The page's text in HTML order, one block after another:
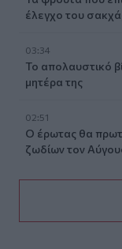
έλεγχο του
03:34
Το απολαυστικό
μητέρα της
02:51
Ο έρωτας θα
ζωδίων τον